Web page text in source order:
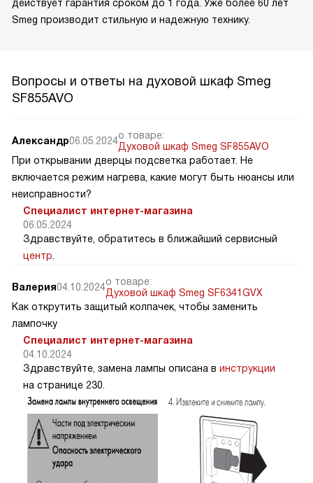
действует гарантия сроком до 1 года. Уже более 60 лет
Smeg производит стильную и надежную технику.
Вопросы и ответы на духовой шкаф Smeg
SF855AVO
Александр06.05.2024о товаре:
Духовой шкаф Smeg SF855AVO
При открывании дверцы подсветка работает. Не
включается режим нагрева, какие могут быть нюансы или
неисправности?
Специалист интернет-магазина
06.05.2024
Здравствуйте, обратитесь в ближайший сервисный
центр
Валерия04.10.2024о товаре:
Духовой шкаф Smeg SF6341GVX
Как открутить защитый колпачек, чтобы заменить
лампочку
Специалист интернет-магазина
04.10.2024
Здравствуйте, замена лампы описана в инструкции
на странице 230.